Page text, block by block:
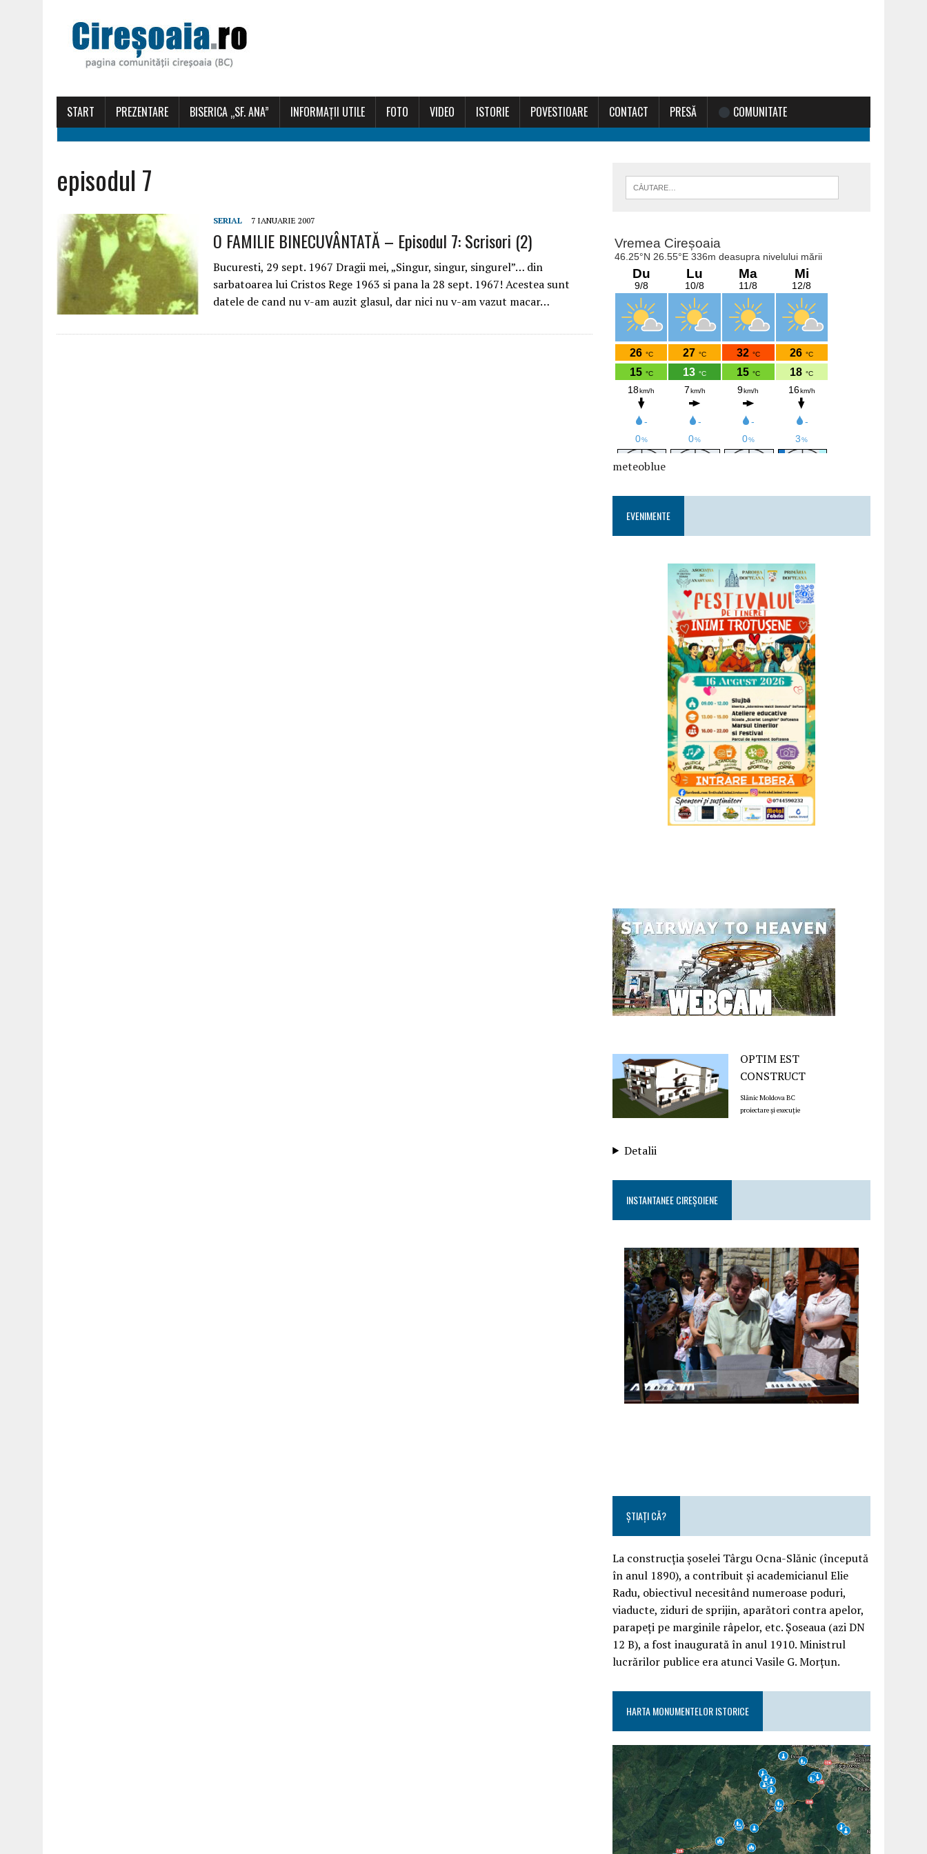
START PREZENTARE BISERICA „SF. ANA” INFORMAȚII UTILE FOTO VIDEO ISTORIE POVESTIOARE CONTACT PRESĂ COMUNITATE
episodul 7
SERIAL 7 IANUARIE 2007
O FAMILIE BINECUVÂNTATĂ – Episodul 7: Scrisori (2)
Bucuresti, 29 sept. 1967 Dragii mei, „Singur, singur, singurel”… din
sarbatoarea lui Cristos Rege 1963 si pana la 28 sept. 1967! Acestea sunt
datele de cand nu v-am auzit glasul, dar nici nu v-am vazut macar…
meteoblue
EVENIMENTE
OPTIM EST
CONSTRUCT
Slănic Moldova BC
proiectare și execuție
Detalii
INSTANTANEE CIREȘOIENE
ȘTIAȚI CĂ?
La construcția șoselei Târgu Ocna-Slănic (începută
în anul 1890), a contribuit și academicianul Elie
Radu, obiectivul necesitând numeroase poduri,
viaducte, ziduri de sprijin, aparători contra apelor,
parapeți pe marginile râpelor, etc. Șoseaua (azi DN
12 B), a fost inaugurată în anul 1910. Ministrul
lucrărilor publice era atunci Vasile G. Morțun.
HARTA MONUMENTELOR ISTORICE